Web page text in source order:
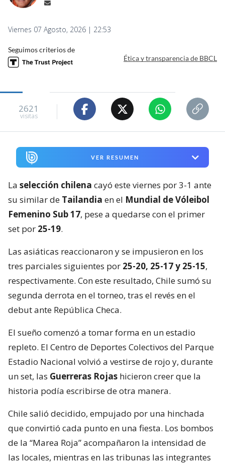
Viernes 07 Agosto, 2026 | 22:53
Seguimos criterios de
Ética y transparencia de BBCL
2621
visitas
VER RESUMEN
La selección chilena cayó este viernes por 3-1 ante
su similar de Tailandia en el Mundial de Vóleibol
Femenino Sub 17, pese a quedarse con el primer
set por 25-19.
Las asiáticas reaccionaron y se impusieron en los
tres parciales siguientes por 25-20, 25-17 y 25-15,
respectivamente. Con este resultado, Chile sumó su
segunda derrota en el torneo, tras el revés en el
debut ante República Checa.
El sueño comenzó a tomar forma en un estadio
repleto. El Centro de Deportes Colectivos del Parque
Estadio Nacional volvió a vestirse de rojo y, durante
un set, las Guerreras Rojas hicieron creer que la
historia podía escribirse de otra manera.
Chile salió decidido, empujado por una hinchada
que convirtió cada punto en una fiesta. Los bombos
de la “Marea Roja” acompañaron la intensidad de
las locales, mientras en las tribunas las integrantes